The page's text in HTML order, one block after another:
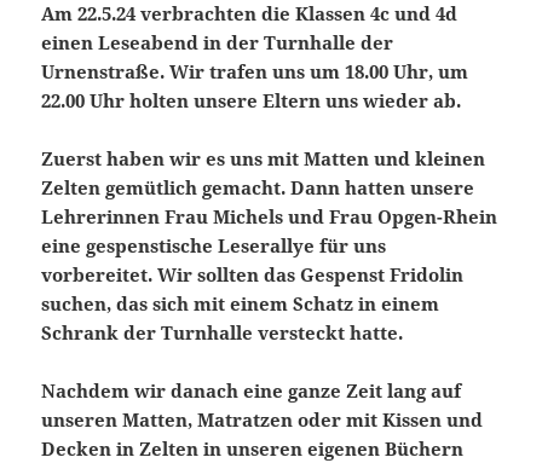
Am 22.5.24 verbrachten die Klassen 4c und 4d
einen Leseabend in der Turnhalle der
Urnenstraße. Wir trafen uns um 18.00 Uhr, um
22.00 Uhr holten unsere Eltern uns wieder ab.
Zuerst haben wir es uns mit Matten und kleinen
Zelten gemütlich gemacht. Dann hatten unsere
Lehrerinnen Frau Michels und Frau Opgen-Rhein
eine gespenstische Leserallye für uns
vorbereitet. Wir sollten das Gespenst Fridolin
suchen, das sich mit einem Schatz in einem
Schrank der Turnhalle versteckt hatte.
Nachdem wir danach eine ganze Zeit lang auf
unseren Matten, Matratzen oder mit Kissen und
Decken in Zelten in unseren eigenen Büchern